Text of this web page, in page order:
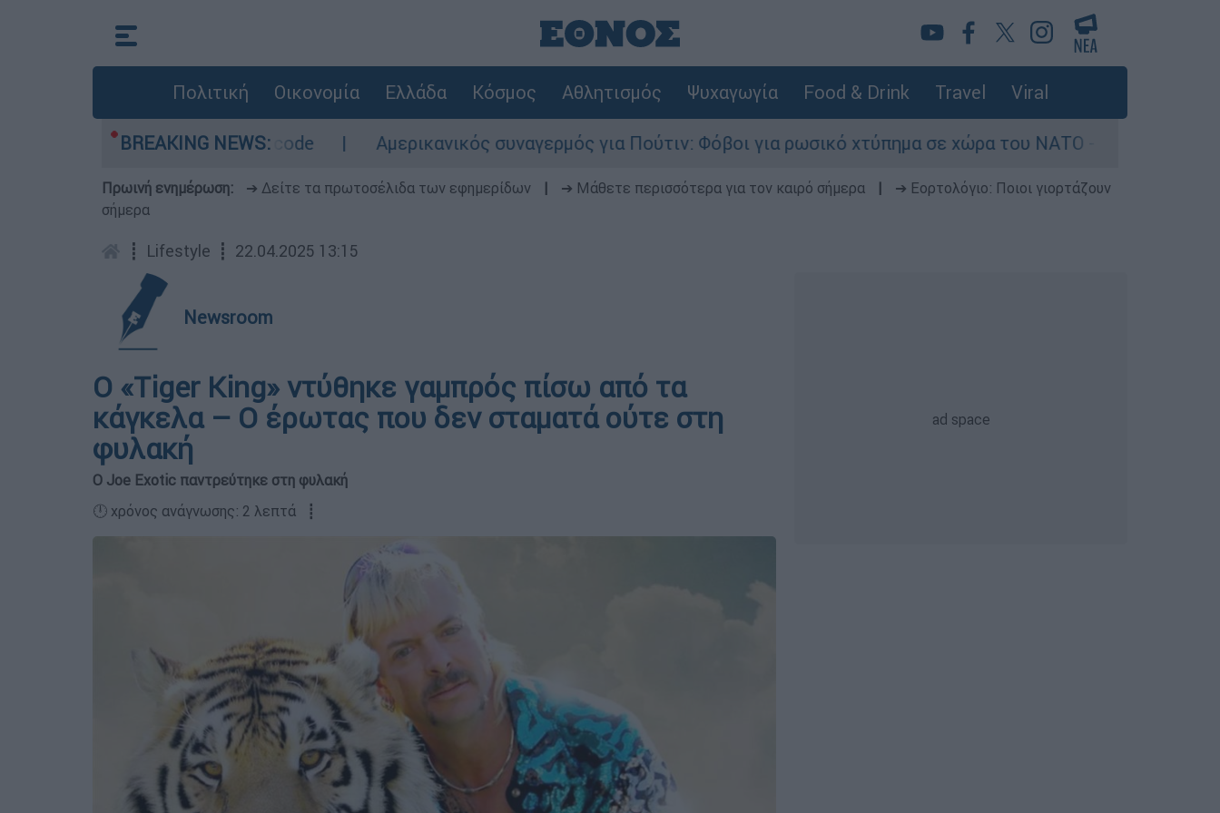
Πολιτική Οικονομία Ελλάδα Κόσμος Αθλητισμός Ψυχαγωγία Food & Drink Travel Viral
BREAKING NEWS:
σε red code Αμερικανικός συναγερμός για Πούτιν: Φόβοι για ρωσικό χτύπημα σε χώρα του ΝΑΤΟ - Τα βασικά σενάρια έως το
Πρωινή ενημέρωση: ➔ Δείτε τα πρωτοσέλιδα των εφημερίδων ➔ Μάθετε περισσότερα για τον καιρό σήμερα
➔ Εορτολόγιο: Ποιοι γιορτάζουν
σήμερα
┋ Lifestyle ┋ 22.04.2025 13:15
Newsroom
Ο «Tiger King» ντύθηκε γαμπρός πίσω από τα
κάγκελα – Ο έρωτας που δεν σταματά ούτε στη
φυλακή
Ο Joe Exotic παντρεύτηκε στη φυλακή
🕛 χρόνος ανάγνωσης: 2 λεπτά ┋